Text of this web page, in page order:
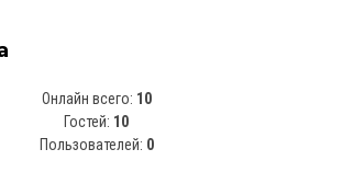
Онлайн всего: 10
Гостей: 10
Пользователей: 0